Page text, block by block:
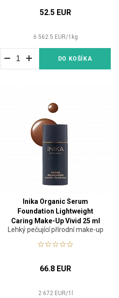
52.5 EUR
6 562.5 EUR/1 kg
DO KOŠÍKA
Inika Organic Serum
Foundation Lightweight
Caring Make-Up Vivid 25 ml
Lehký pečující přírodní make-up
66.8 EUR
2 672 EUR/1